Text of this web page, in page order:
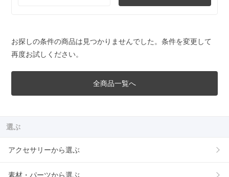
お探しの条件の商品は見つかりませんでした。条件を変更して
再度お試しください。
全商品一覧へ
選ぶ
アクセサリーから選ぶ
素材・パーツから選ぶ